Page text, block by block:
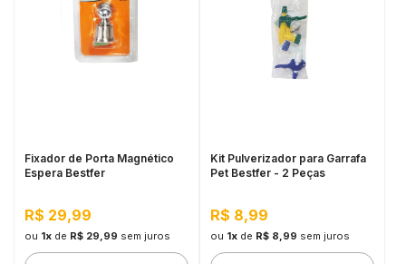
Fixador de Porta Magnético
Espera Bestfer
R$ 29,99
ou 1xde R$ 29,99 sem juros
Kit Pulverizador para Garrafa
Pet Bestfer - 2 Peças
R$ 8,99
ou 1xde R$ 8,99 sem juros